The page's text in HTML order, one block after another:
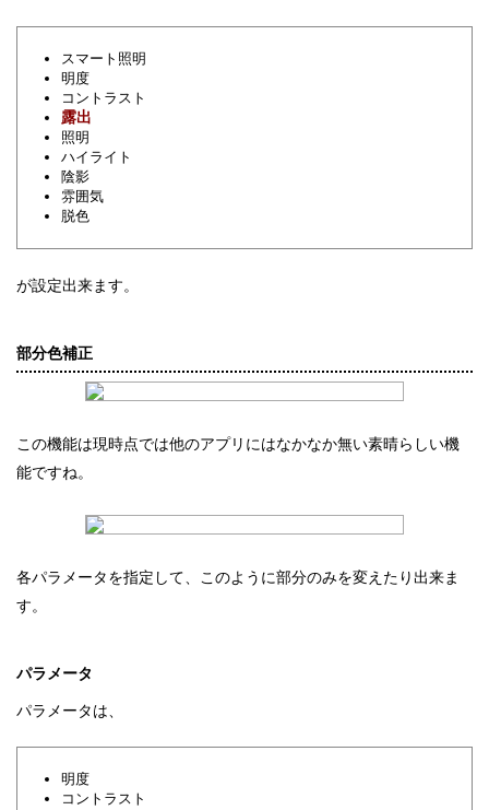
スマート照明
明度
コントラスト
露出
照明
ハイライト
陰影
雰囲気
脱色
が設定出来ます。
部分色補正
この機能は現時点では他のアプリにはなかなか無い素晴らしい機
能ですね。
各パラメータを指定して、このように部分のみを変えたり出来ま
す。
パラメータ
パラメータは、
明度
コントラスト